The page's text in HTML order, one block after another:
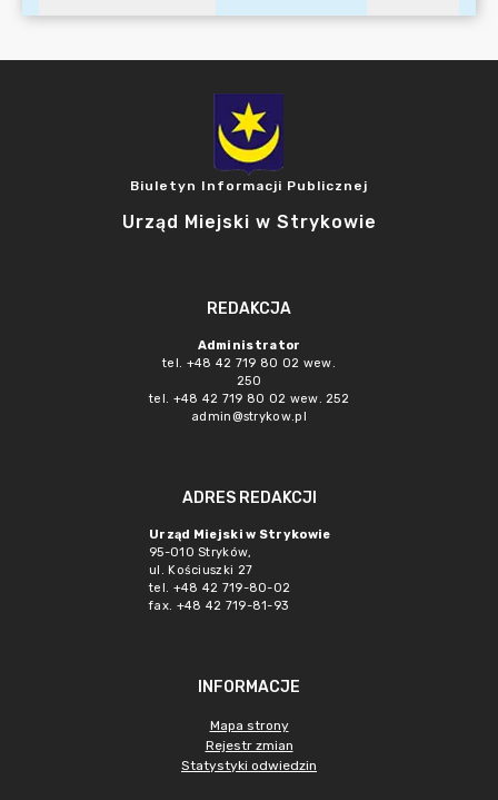
Biuletyn Informacji Publicznej
Urząd Miejski w Strykowie
REDAKCJA
Administrator
tel. +48 42 719 80 02 wew.
250
tel. +48 42 719 80 02 wew. 252
admin@strykow.pl
ADRES REDAKCJI
Urząd Miejski w Strykowie
95-010 Stryków,
ul. Kościuszki 27
tel. +48 42 719-80-02
fax. +48 42 719-81-93
INFORMACJE
Mapa strony
Rejestr zmian
Statystyki odwiedzin